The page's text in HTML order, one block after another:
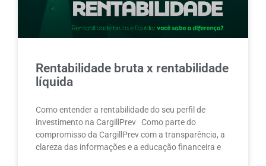
Rentabilidade bruta x rentabilidade
líquida
Como entender a rentabilidade do seu perfil de
investimento na CargillPrev Como parte do
compromisso da CargillPrev com a transparência, a
clareza das informações e a educação financeira e